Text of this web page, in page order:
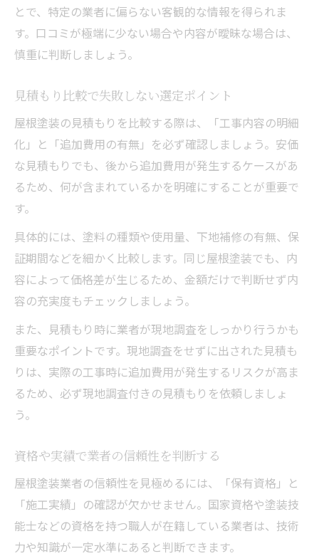
とで、特定の業者に偏らない客観的な情報を得られま
す。口コミが極端に少ない場合や内容が曖昧な場合は、
慎重に判断しましょう。
見積もり比較で失敗しない選定ポイント
屋根塗装の見積もりを比較する際は、「工事内容の明細
化」と「追加費用の有無」を必ず確認しましょう。安価
な見積もりでも、後から追加費用が発生するケースがあ
るため、何が含まれているかを明確にすることが重要で
す。
具体的には、塗料の種類や使用量、下地補修の有無、保
証期間などを細かく比較します。同じ屋根塗装でも、内
容によって価格差が生じるため、金額だけで判断せず内
容の充実度もチェックしましょう。
また、見積もり時に業者が現地調査をしっかり行うかも
重要なポイントです。現地調査をせずに出された見積も
りは、実際の工事時に追加費用が発生するリスクが高ま
るため、必ず現地調査付きの見積もりを依頼しましょ
う。
資格や実績で業者の信頼性を判断する
屋根塗装業者の信頼性を見極めるには、「保有資格」と
「施工実績」の確認が欠かせません。国家資格や塗装技
能士などの資格を持つ職人が在籍している業者は、技術
力や知識が一定水準にあると判断できます。